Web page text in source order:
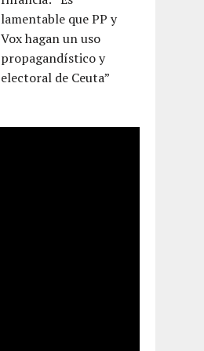
lamentable que PP y
Vox hagan un uso
propagandístico y
electoral de Ceuta”